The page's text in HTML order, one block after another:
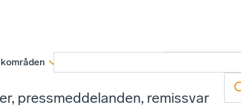
pressmeddelanden, remissvar